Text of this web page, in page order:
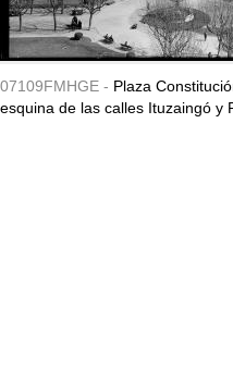
07109FMHGE - Plaza
esquina de las calles Ituzaingó y